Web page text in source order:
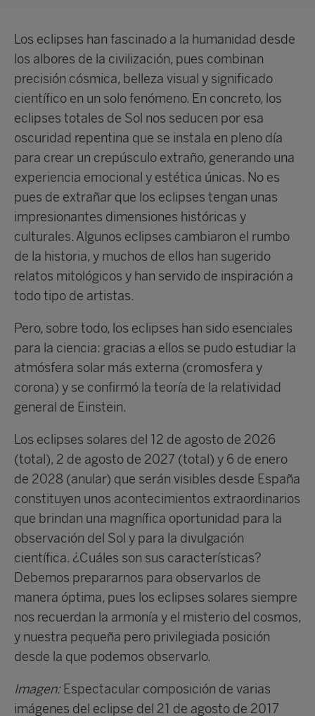
Los eclipses han fascinado a la humanidad desde
los albores de la civilización, pues combinan
precisión cósmica, belleza visual y significado
científico en un solo fenómeno. En concreto, los
eclipses totales de Sol nos seducen por esa
oscuridad repentina que se instala en pleno día
para crear un crepúsculo extraño, generando una
experiencia emocional y estética únicas. No es
pues de extrañar que los eclipses tengan unas
impresionantes dimensiones históricas y
culturales. Algunos eclipses cambiaron el rumbo
de la historia, y muchos de ellos han sugerido
relatos mitológicos y han servido de inspiración a
todo tipo de artistas.
Pero, sobre todo, los eclipses han sido esenciales
para la ciencia: gracias a ellos se pudo estudiar la
atmósfera solar más externa (cromosfera y
corona) y se confirmó la teoría de la relatividad
general de Einstein.
Los eclipses solares del 12 de agosto de 2026
(total), 2 de agosto de 2027 (total) y 6 de enero
de 2028 (anular) que serán visibles desde España
constituyen unos acontecimientos extraordinarios
que brindan una magnífica oportunidad para la
observación del Sol y para la divulgación
científica. ¿Cuáles son sus características?
Debemos prepararnos para observarlos de
manera óptima, pues los eclipses solares siempre
nos recuerdan la armonía y el misterio del cosmos,
y nuestra pequeña pero privilegiada posición
desde la que podemos observarlo.
Imagen: Espectacular composición de varias
imágenes del eclipse del 21 de agosto de 2017